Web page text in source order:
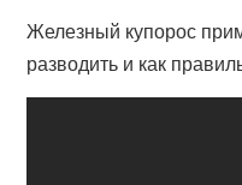
Железный купорос
разводить и как